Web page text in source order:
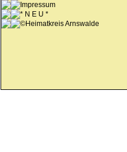
Impressum
* N E U *
©Heimatkreis Arnswalde